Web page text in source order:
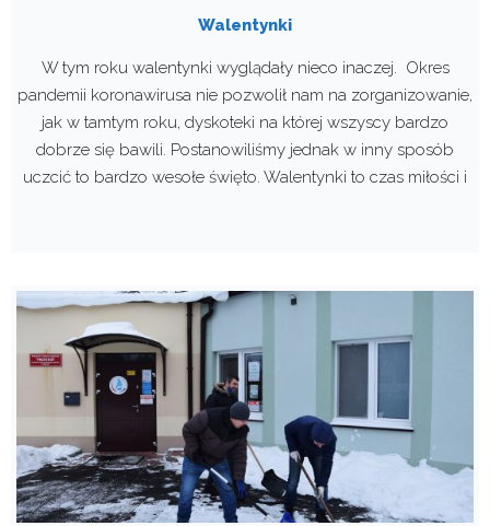
Walentynki
W tym roku walentynki wyglądały nieco inaczej. Okres
pandemii koronawirusa nie pozwolił nam na zorganizowanie,
jak w tamtym roku, dyskoteki na której wszyscy bardzo
dobrze się bawili. Postanowiliśmy jednak w inny sposób
uczcić to bardzo wesołe święto. Walentynki to czas miłości i